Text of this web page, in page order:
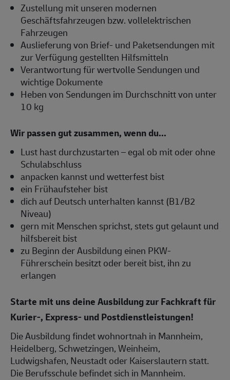
Zustellung mit unseren modernen
Geschäftsfahrzeugen bzw. vollelektrischen
Fahrzeugen
Auslieferung von Brief- und Paketsendungen mit
zur Verfügung gestellten Hilfsmitteln
Verantwortung für wertvolle Sendungen und
wichtige Dokumente
Heben von Sendungen im Durchschnitt von unter
10 kg
Wir passen gut zusammen, wenn du...
Lust hast durchzustarten – egal ob mit oder ohne
Schulabschluss
anpacken kannst und wetterfest bist
ein Frühaufsteher bist
dich auf Deutsch unterhalten kannst (B1/B2
Niveau)
gern mit Menschen sprichst, stets gut gelaunt und
hilfsbereit bist
zu Beginn der Ausbildung einen PKW-
Führerschein besitzt oder bereit bist, ihn zu
erlangen
Starte mit uns deine Ausbildung zur Fachkraft für
Kurier-, Express- und Postdienstleistungen!
Die Ausbildung findet wohnortnah in Mannheim,
Heidelberg, Schwetzingen, Weinheim,
Ludwigshafen, Neustadt oder Kaiserslautern statt.
Die Berufsschule befindet sich in Mannheim.